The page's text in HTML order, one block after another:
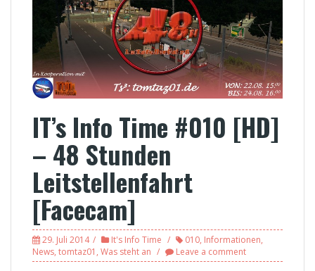
IT’s Info Time #010 [HD]
– 48 Stunden
Leitstellenfahrt
[Facecam]
29. Juli 2014 It's Info Time 010, Informationen,
News, tomtaz01 , Was steht an Leave a comment